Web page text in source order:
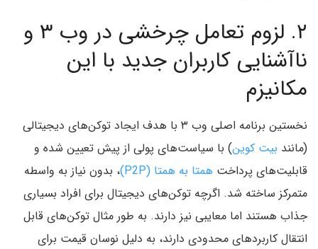
۲. لزوم تعامل چرخشی در وب ۳ و
ناآشنایی کاربران جدید با این
مکانیزم
نخستین برنامه اصلی وب ۳ با هدف ایجاد توکن‌های دیجیتالی
(مانند بیت کوین) با سیاست‌های پولی از پیش تعیین شده و
قابلیت‌های پرداخت همتا به همتا (P2P)
، بدون نیاز به واسطه
متمرکز ساخته شد. اگرچه توکن‌های دیجیتال برای افراد بسیاری
جذاب هستند اما معایبی نیز دارند. به طور مثال توکن‌های قابل
انتقال کاربردهای محدودی دارند، به دلیل نوسان قیمت برای